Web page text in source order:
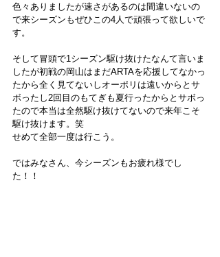
色々ありましたが速さがあるのは間違いないの
で来シーズンもぜひこの4人で頑張って欲しいで
す。
そして冒頭で1シーズン駆け抜けたなんて言いま
したが初戦の岡山はまだARTAを応援してなかっ
たから全く見てないしオーポリは遠いからとサ
ボったし2回目のもてぎも夏行ったからとサボっ
たので本当は全然駆け抜けてないので来年こそ
駆け抜けます。笑
せめて全部一度は行こう。
ではみなさん、今シーズンもお疲れ様でし
た！！